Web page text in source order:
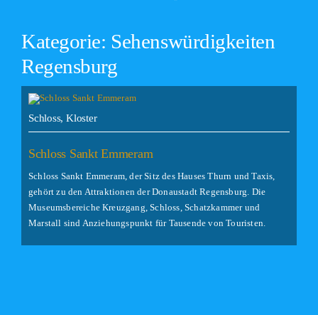
Kategorie: Sehenswürdigkeiten
Regensburg
Schloss, Kloster
Schloss Sankt Emmeram
Schloss Sankt Emmeram, der Sitz des Hauses Thurn und Taxis,
gehört zu den Attraktionen der Donaustadt Regensburg. Die
Museumsbereiche Kreuzgang, Schloss, Schatzkammer und
Marstall sind Anziehungspunkt für Tausende von Touristen.